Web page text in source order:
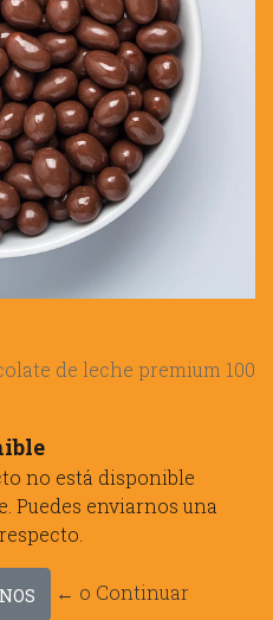
de leche premium 100
no está disponible
Puedes enviarnos una
← o Continuar